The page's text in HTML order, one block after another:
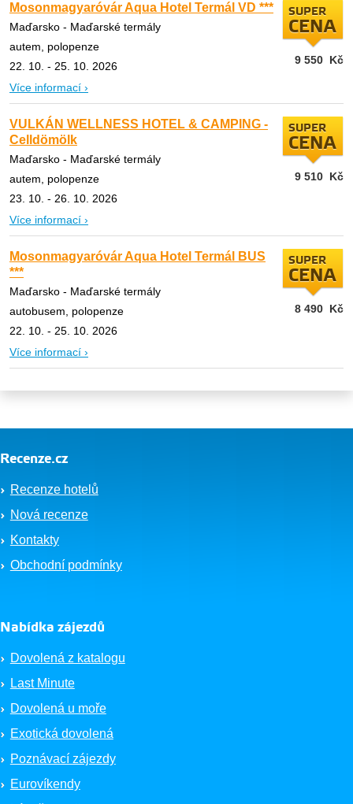
Mosonmagyaróvár Aqua Hotel Termál VD ***
Maďarsko - Maďarské termály
autem, polopenze
22. 10. - 25. 10. 2026
Více informací ›
SUPER
CENA
9 550 Kč
VULKÁN WELLNESS HOTEL & CAMPING -
Celldömölk
Maďarsko - Maďarské termály
autem, polopenze
23. 10. - 26. 10. 2026
Více informací ›
SUPER
CENA
9 510 Kč
Mosonmagyaróvár Aqua Hotel Termál BUS
***
Maďarsko - Maďarské termály
autobusem, polopenze
22. 10. - 25. 10. 2026
Více informací ›
SUPER
CENA
8 490 Kč
Recenze.cz
Recenze hotelů
Nová recenze
Kontakty
Obchodní podmínky
Nabídka zájezdů
Dovolená z katalogu
Last Minute
Dovolená u moře
Exotická dovolená
Poznávací zájezdy
Eurovíkendy